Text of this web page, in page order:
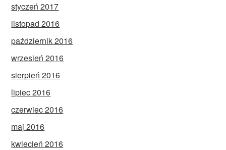
styczeń 2017
listopad 2016
październik 2016
wrzesień 2016
sierpień 2016
lipiec 2016
czerwiec 2016
maj 2016
kwiecień 2016